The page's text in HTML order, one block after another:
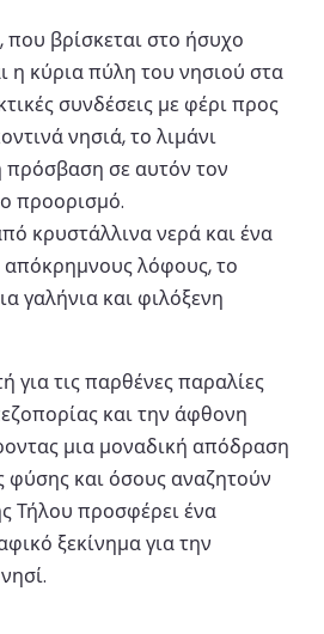
που βρίσκεται στο ήσυχο
η κύρια πύλη του νησιού στα
συνδέσεις με φέρι προς
νησιά, το λιμάνι
πρόσβαση σε αυτόν τον
προορισμό.
κρυστάλλινα νερά και ένα
λόφους, το
γαλήνια και φιλόξενη
για τις παρθένες παραλίες
και την άφθονη
μια μοναδική απόδραση
φύσης και όσους αναζητούν
Τήλου προσφέρει ένα
ξεκίνημα για την